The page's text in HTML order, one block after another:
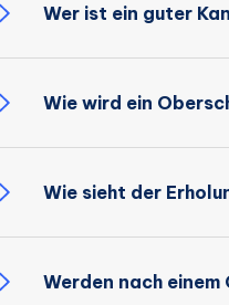
Wer ist ein guter
Wie wird ein
Wie sieht der
Werden nach